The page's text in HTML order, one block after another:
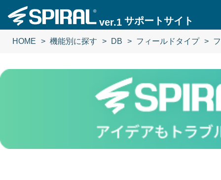
ver.1 サポートサイト
HOME 機能別に探す DB フィールドタイプ